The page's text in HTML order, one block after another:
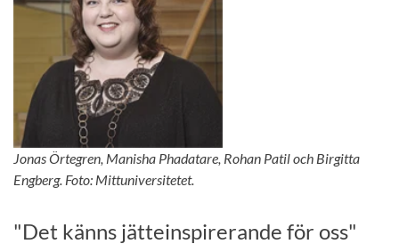
Jonas Örtegren, Manisha Phadatare, Rohan Patil och Birgitta
Engberg. Foto: Mittuniversitetet.
"Det känns jätteinspirerande för oss"